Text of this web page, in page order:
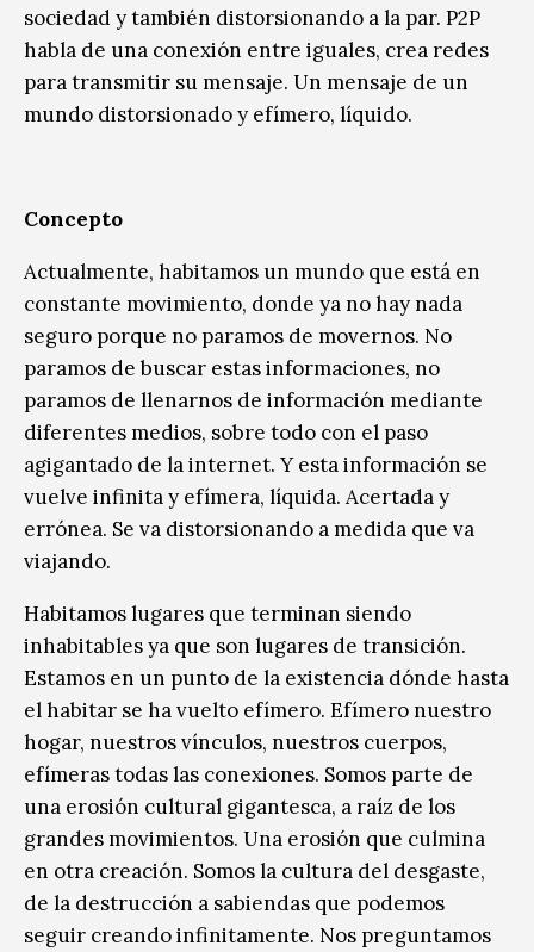
sociedad y también distorsionando a la par. P2P
habla de una conexión entre iguales, crea redes
para transmitir su mensaje. Un mensaje de un
mundo distorsionado y efímero, líquido.
Concepto
Actualmente, habitamos un mundo que está en
constante movimiento, donde ya no hay nada
seguro porque no paramos de movernos. No
paramos de buscar estas informaciones, no
paramos de llenarnos de información mediante
diferentes medios, sobre todo con el paso
agigantado de la internet. Y esta información se
vuelve infinita y efímera, líquida. Acertada y
errónea. Se va distorsionando a medida que va
viajando.
Habitamos lugares que terminan siendo
inhabitables ya que son lugares de transición.
Estamos en un punto de la existencia dónde hasta
el habitar se ha vuelto efímero. Efímero nuestro
hogar, nuestros vínculos, nuestros cuerpos,
efímeras todas las conexiones. Somos parte de
una erosión cultural gigantesca, a raíz de los
grandes movimientos. Una erosión que culmina
en otra creación. Somos la cultura del desgaste,
de la destrucción a sabiendas que podemos
seguir creando infinitamente. Nos preguntamos